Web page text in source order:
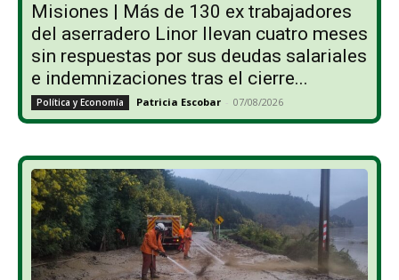
Misiones | Más de 130 ex trabajadores
del aserradero Linor llevan cuatro meses
sin respuestas por sus deudas salariales
e indemnizaciones tras el cierre...
Política y Economía Patricia Escobar - 07/08/2026